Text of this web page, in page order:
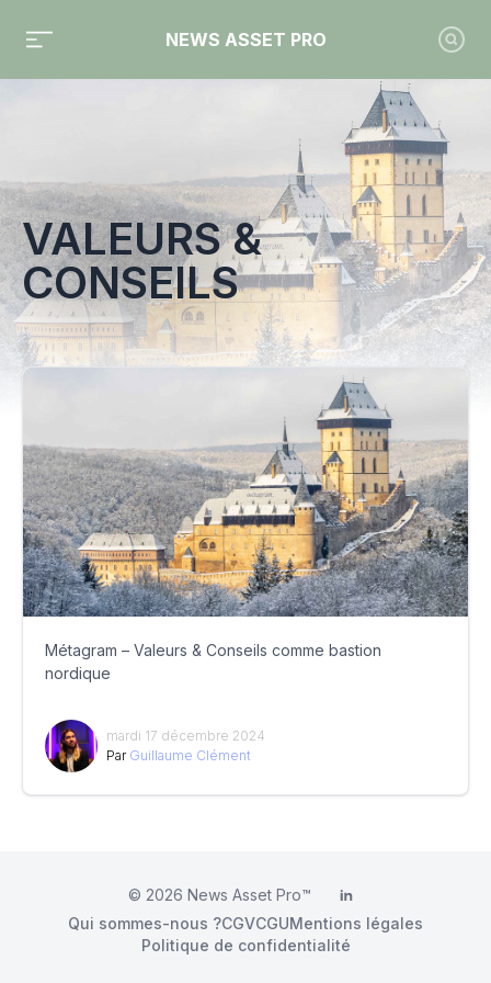
NEWS ASSET PRO
Toute l'actualité sur le tag "Valeurs &amp; Conseils"
VALEURS &
CONSEILS
Métagram – Valeurs & Conseils comme bastion
nordique
mardi 17 décembre 2024
Par Guillaume Clément
© 2026 News Asset Pro™ LinkedIn
Qui sommes-nous ?CGVCGUMentions légales
Politique de confidentialité